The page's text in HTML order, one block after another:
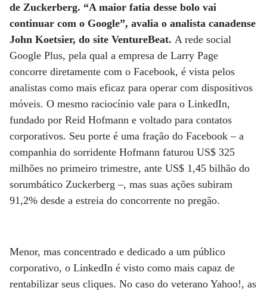
de Zuckerberg. “A maior fatia desse bolo vai
continuar com o Google”, avalia o analista canadense
John Koetsier, do site VentureBeat. A rede social
Google Plus, pela qual a empresa de Larry Page
concorre diretamente com o Facebook, é vista pelos
analistas como mais eficaz para operar com dispositivos
móveis. O mesmo raciocínio vale para o LinkedIn,
fundado por Reid Hofmann e voltado para contatos
corporativos. Seu porte é uma fração do Facebook – a
companhia do sorridente Hofmann faturou US$ 325
milhões no primeiro trimestre, ante US$ 1,45 bilhão do
sorumbático Zuckerberg –, mas suas ações subiram
91,2% desde a estreia do concorrente no pregão.
Menor, mas concentrado e dedicado a um público
corporativo, o LinkedIn é visto como mais capaz de
rentabilizar seus cliques. No caso do veterano Yahoo!, as